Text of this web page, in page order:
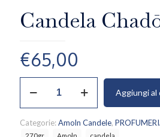
Candela
€65,00
Chadō,
Aggiungi al
Categorie:Amoln Candele,
270gr Amoln candela